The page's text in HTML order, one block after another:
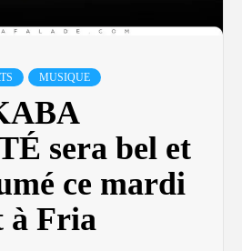
MUSIQUE
sera bel et
ce mardi
à Fria